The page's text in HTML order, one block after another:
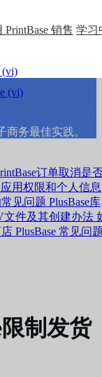
PrintBase 销售 学习
(vi)
(vi)
务最佳实践。
订单取消是
应用权限和个人信息
见问题 PlusBase库
文件及其创建办法
店 PlusBase 常见问
制发货